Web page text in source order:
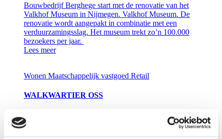
Bouwbedrijf Berghege start met de renovatie van het
Valkhof Museum in Nijmegen. Valkhof Museum. De
renovatie wordt aangepakt in combinatie met een
verduurzamingsslag. Het museum trekt zo’n 100.000
bezoekers per jaar.
Lees meer
Wonen Maatschappelijk vastgoed Retail
WALKWARTIER OSS
De komst van het Walkwartier maakt het stadshart
stukken rijker. Er zijn 131 appartementen gebouwd, en